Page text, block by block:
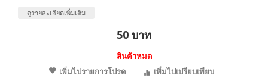
ดูรายละเอียดเพิ่มเติม
50 บาท
สินค้าหมด
เพิ่มไปรายการโปรด
เพิ่มไปเปรียบเทียบ